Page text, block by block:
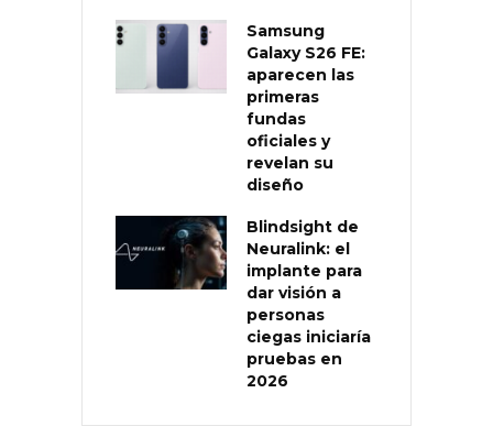
Samsung
Galaxy S26 FE:
aparecen las
primeras
fundas
oficiales y
revelan su
diseño
Blindsight de
Neuralink: el
implante para
dar visión a
personas
ciegas iniciaría
pruebas en
2026